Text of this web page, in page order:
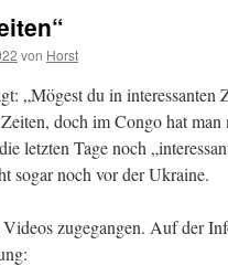
von Horst
„Mögest du in
doch im Congo hat
letzten Tage noch
sogar noch vor der Ukraine.
zugegangen. Auf der